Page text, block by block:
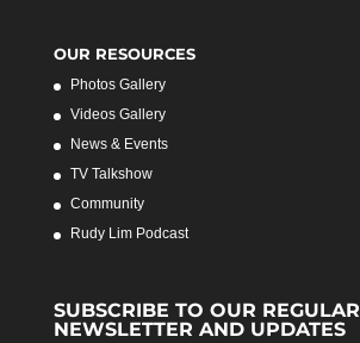
OUR RESOURCES
Photos Gallery
Videos Gallery
News & Events
TV Talkshow
Community
Rudy Lim Podcast
SUBSCRIBE TO OUR REGULAR
NEWSLETTER AND UPDATES